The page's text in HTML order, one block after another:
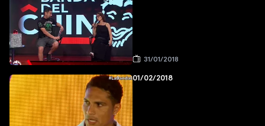
31/01/2018
01/02/2018